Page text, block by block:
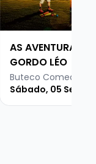
AS AVENTURAS DE
GORDO LÉO
Sábado, 05 Set •